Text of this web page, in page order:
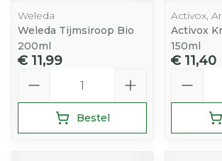
Weleda
Weleda Tijmsiroop Bio
200ml
€ 11,99
Bestel
Activox,
Activox
150ml
€ 11,40